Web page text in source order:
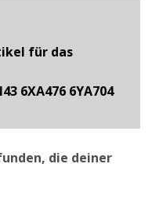
für das
6XA476 6YA704
die deiner